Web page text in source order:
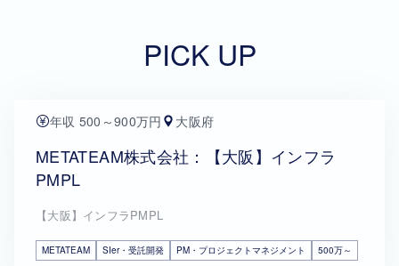
PICK UP
年収 500～900万円 大阪府
METATEAM株式会社：【大阪】インフラ
PMPL
【大阪】インフラPMPL
METATEAM SIer・受託開発 PM・プロジェクトマネジメント 500万～